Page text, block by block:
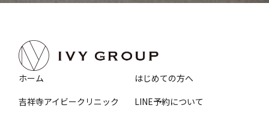
ホーム
吉祥寺アイビークリニック
はじめての方へ
LINE予約について